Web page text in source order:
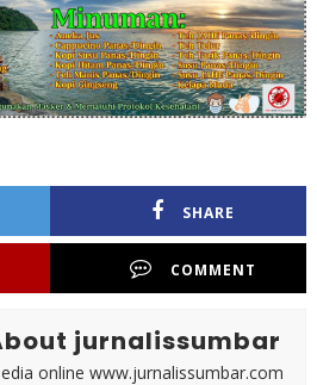
SHARE
COMMENT
jurnalissumbar
online www.jurnalissumbar.com